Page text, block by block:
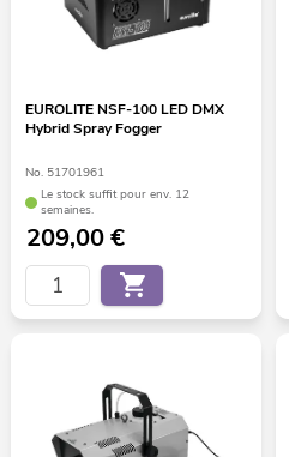
EUROLITE NSF-100 LED DMX
Hybrid Spray Fogger
No. 51701961
Le stock suffit pour env. 12
semaines.
209,00€